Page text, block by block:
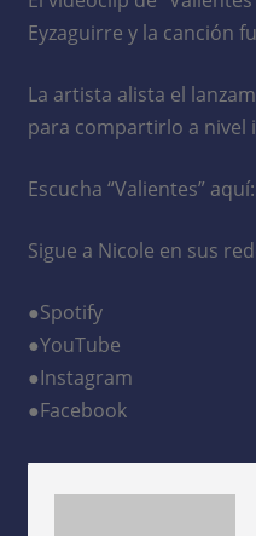
Eyzaguirre y la canción
La artista alista el
para compartirlo a nivel
Escucha “Valientes” aquí:
Sigue a Nicole en sus
●Spotify
●YouTube
●Instagram
●Facebook